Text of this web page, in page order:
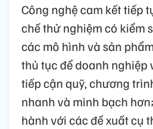
Công nghệ cam kết tiếp
chế thử nghiệm có kiểm
các mô hình và sản
thủ tục để doanh nghiệp
tiếp cận quỹ, chương
nhanh và minh bạch
hành với các đề xuất cụ